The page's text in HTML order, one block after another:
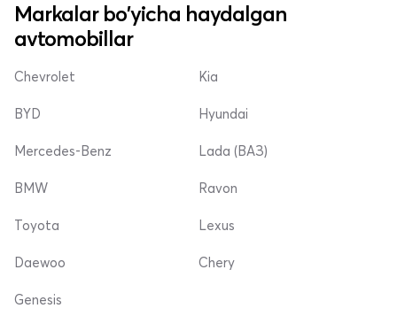
Markalar bo'yicha haydalgan
avtomobillar
Chevrolet
BYD
Mercedes-Benz
Kia
Hyundai
Lada (ВАЗ)
BMW
Toyota
Daewoo
Ravon
Lexus
Chery
Genesis